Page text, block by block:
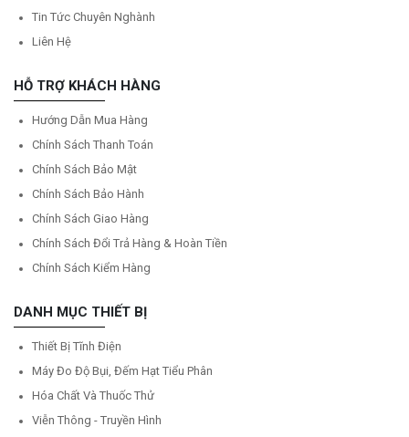
Tin Tức Chuyên Nghành
Liên Hệ
HỖ TRỢ KHÁCH HÀNG
Hướng Dẫn Mua Hàng
Chính Sách Thanh Toán
Chính Sách Bảo Mật
Chính Sách Bảo Hành
Chính Sách Giao Hàng
Chính Sách Đổi Trả Hàng & Hoàn Tiền
Chính Sách Kiểm Hàng
DANH MỤC THIẾT BỊ
Thiết Bị Tĩnh Điện
Máy Đo Độ Bụi, Đếm Hạt Tiểu Phân
Hóa Chất Và Thuốc Thử
Viễn Thông - Truyền Hình